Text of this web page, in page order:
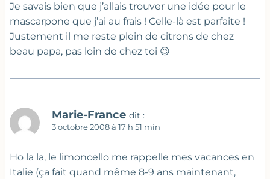
Je savais bien que j’allais trouver une idée pour le
mascarpone que j’ai au frais ! Celle-là est parfaite !
Justement il me reste plein de citrons de chez
beau papa, pas loin de chez toi 😉
Marie-France dit :
3 octobre 2008 à 17 h 51 min
Ho la la, le limoncello me rappelle mes vacances en
Italie (ça fait quand même 8-9 ans maintenant,